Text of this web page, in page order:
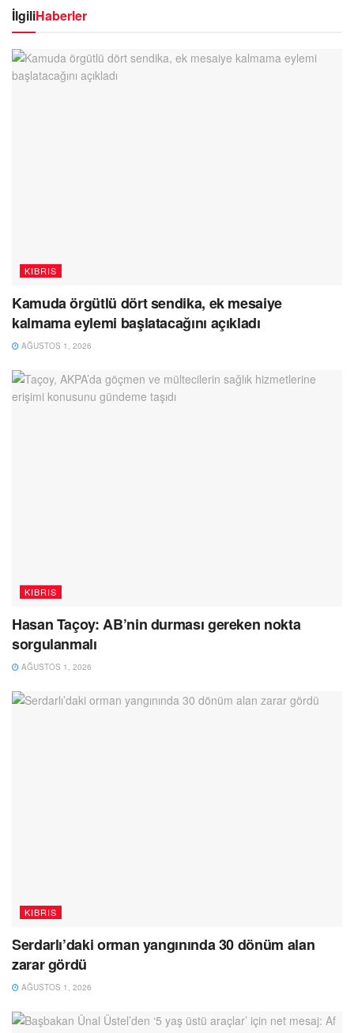
İlgiliHaberler
KIBRIS
Kamuda örgütlü dört sendika, ek mesaiye
kalmama eylemi başlatacağını açıkladı
AĞUSTOS 1, 2026
KIBRIS
Hasan Taçoy: AB’nin durması gereken nokta
sorgulanmalı
AĞUSTOS 1, 2026
KIBRIS
Serdarlı’daki orman yangınında 30 dönüm alan
zarar gördü
AĞUSTOS 1, 2026